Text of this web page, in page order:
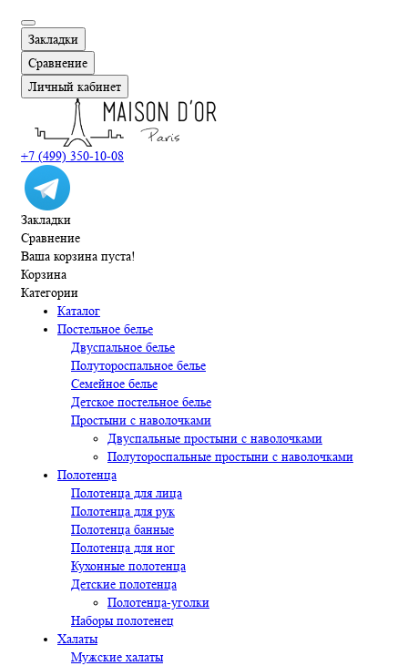
Закладки
Сравнение
Личный кабинет
+7 (499) 350-10-08
Закладки
Сравнение
Ваша корзина пуста!
Корзина
Категории
Каталог
Постельное белье
Двуспальное белье
Полутороспальное белье
Семейное белье
Детское постельное белье
Простыни с наволочками
Двуспальные простыни с наволочками
Полутороспальные простыни с наволочками
Полотенца
Полотенца для лица
Полотенца для рук
Полотенца банные
Полотенца для ног
Кухонные полотенца
Детские полотенца
Полотенца-уголки
Наборы полотенец
Халаты
Мужские халаты